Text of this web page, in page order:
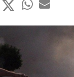
WHATSAPP
MAIL